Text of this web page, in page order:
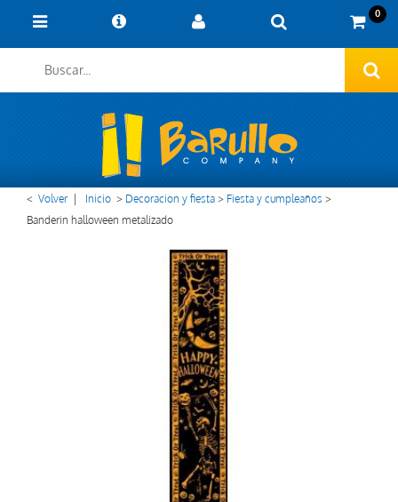
0
< Volver Inicio > Decoracion y fiesta> Fiesta y cumpleaños >
Banderin halloween metalizado